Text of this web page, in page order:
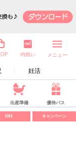
妊活
内祝い メニュー
出産準備 優待パス
SNS キャンペーン